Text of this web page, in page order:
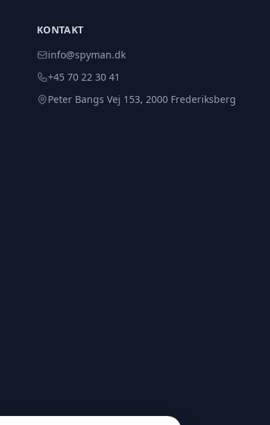
KONTAKT
info@spyman.dk
+45 70 22 30 41
Peter Bangs Vej 153, 2000 Frederiksberg